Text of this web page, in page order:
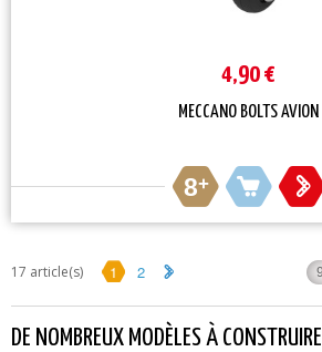
4,90 €
MECCANO BOLTS AVION
8+
17 article(s) 1 2
DE NOMBREUX MODÈLES À CONSTRUIRE